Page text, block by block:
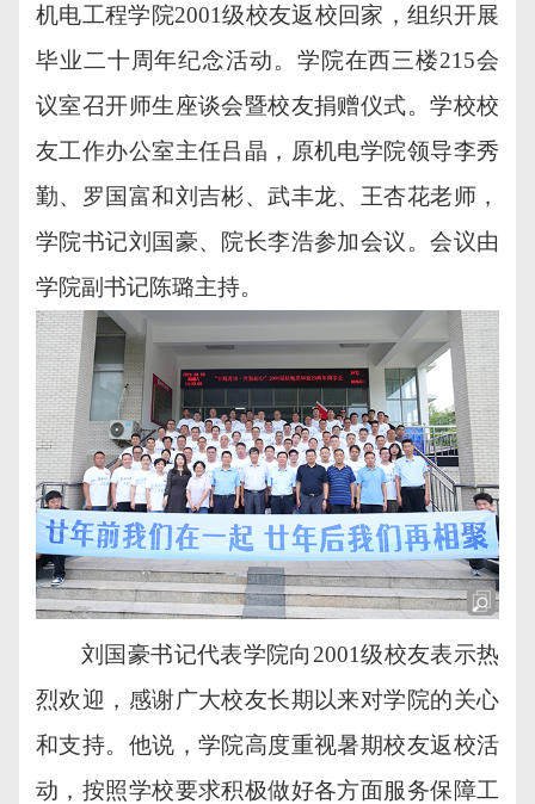
机电工程学院2001级校友返校回家，组织开展
毕业二十周年纪念活动。学院在西三楼215会
议室召开师生座谈会暨校友捐赠仪式。学校校
友工作办公室主任吕晶，原机电学院领导李秀
勤、罗国富和刘吉彬、武丰龙、王杏花老师，
学院书记刘国豪、院长李浩参加会议。会议由
学院副书记陈璐主持。
刘国豪书记代表学院向2001级校友表示热
烈欢迎，感谢广大校友长期以来对学院的关心
和支持。他说，学院高度重视暑期校友返校活
动，按照学校要求积极做好各方面服务保障工